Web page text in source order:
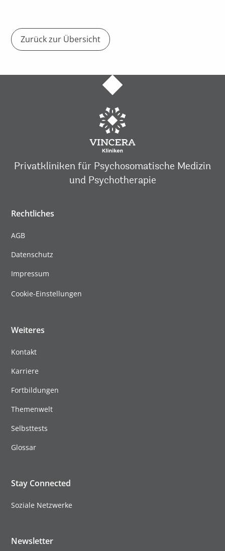
Zurück zur Übersicht
Privatkliniken für Psychosomatische Medizin
und Psychotherapie
Rechtliches
AGB
Datenschutz
Impressum
Cookie-Einstellungen
Weiteres
Kontakt
Karriere
Fortbildungen
Themenwelt
Selbsttests
Glossar
Stay Connected
Soziale Netzwerke
Newsletter